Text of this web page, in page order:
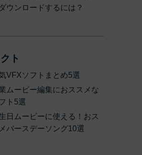
ウンロードするには？
ト
VFXソフトまとめ5選
ムービー編集におススメな
ト5選
日ムービーに使える！おス
バースデーソング10選